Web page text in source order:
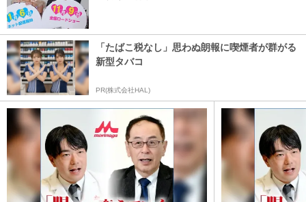
「たばこ税なし」思わぬ朗報に喫煙者が群がる
新型タバコ
PR(株式会社HAL)